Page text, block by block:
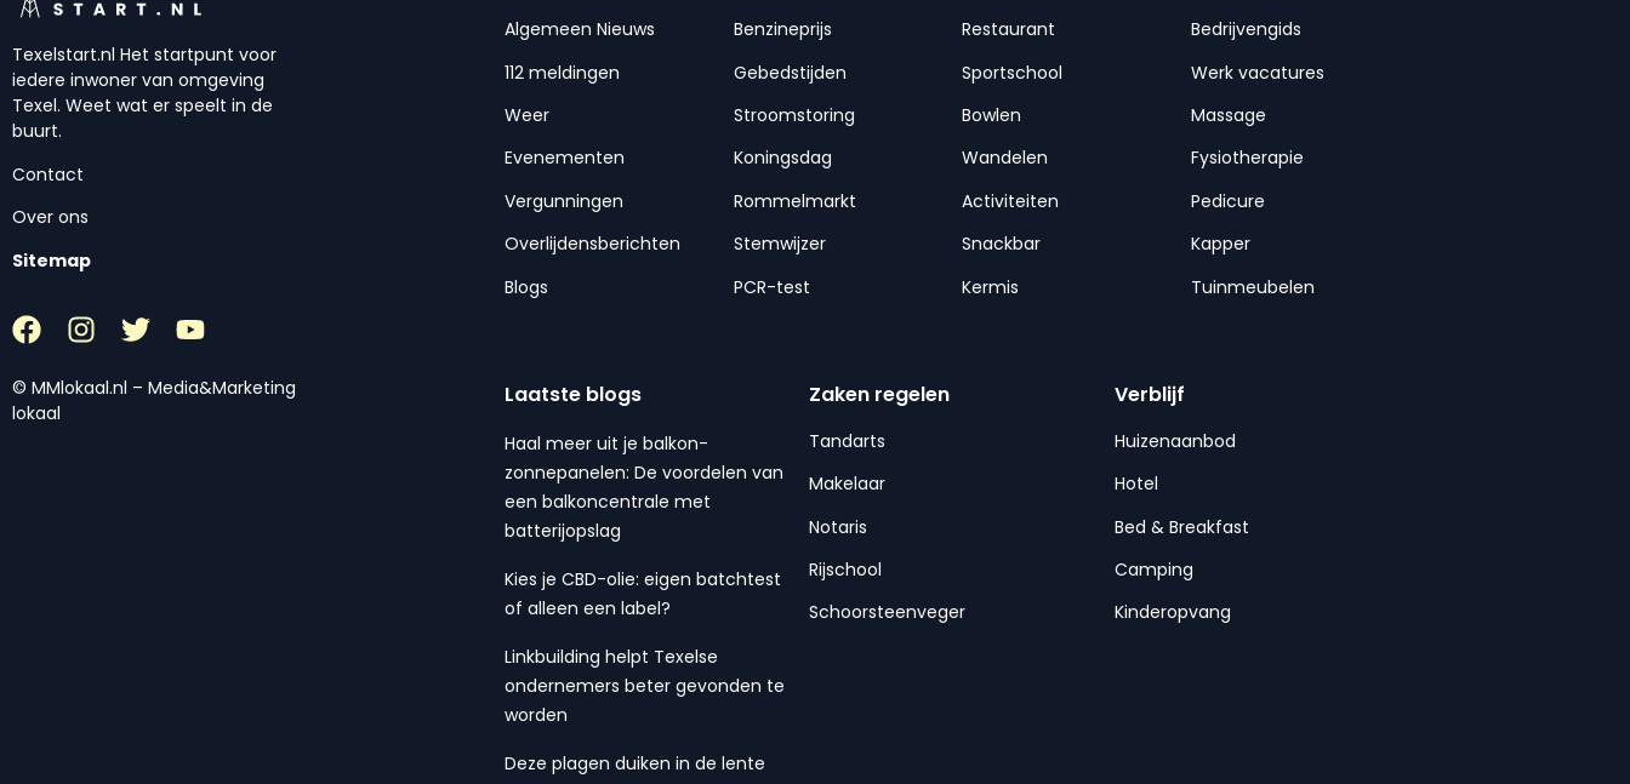
Texelstart.nl Het startpunt voor
iedere inwoner van omgeving
Texel. Weet wat er speelt in de
buurt.
Contact
Over ons
Sitemap
© MMlokaal.nl – Media&Marketing
lokaal
Algemeen Nieuws
112 meldingen
Weer
Evenementen
Vergunningen
Overlijdensberichten
Blogs
Benzineprijs
Gebedstijden
Stroomstoring
Koningsdag
Rommelmarkt
Stemwijzer
PCR-test
Restaurant
Sportschool
Bowlen
Wandelen
Activiteiten
Snackbar
Kermis
Bedrijvengids
Werk vacatures
Massage
Fysiotherapie
Pedicure
Kapper
Tuinmeubelen
Laatste blogs
Haal meer uit je balkon-
zonnepanelen: De voordelen van
een balkoncentrale met
batterijopslag
Kies je CBD-olie: eigen batchtest
of alleen een label?
Linkbuilding helpt Texelse
ondernemers beter gevonden te
worden
Deze plagen duiken in de lente
Zaken regelen
Tandarts
Makelaar
Notaris
Rijschool
Schoorsteenveger
Verblijf
Huizenaanbod
Hotel
Bed & Breakfast
Camping
Kinderopvang